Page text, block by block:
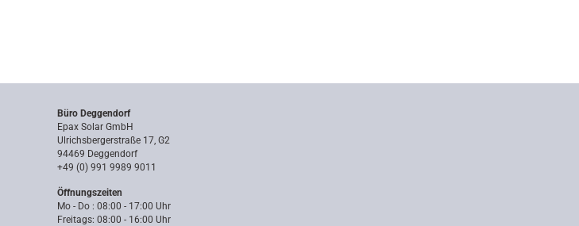
Büro Deggendorf
Epax Solar GmbH
Ulrichsbergerstraße 17, G2
94469 Deggendorf
+49 (0) 991 9989 9011
Öffnungszeiten
Mo - Do : 08:00 - 17:00 Uhr
Freitags: 08:00 - 16:00 Uhr